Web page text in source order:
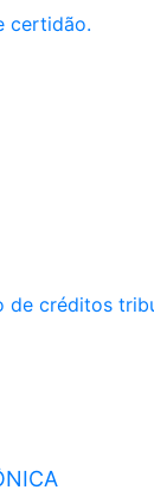
certidão.
de créditos